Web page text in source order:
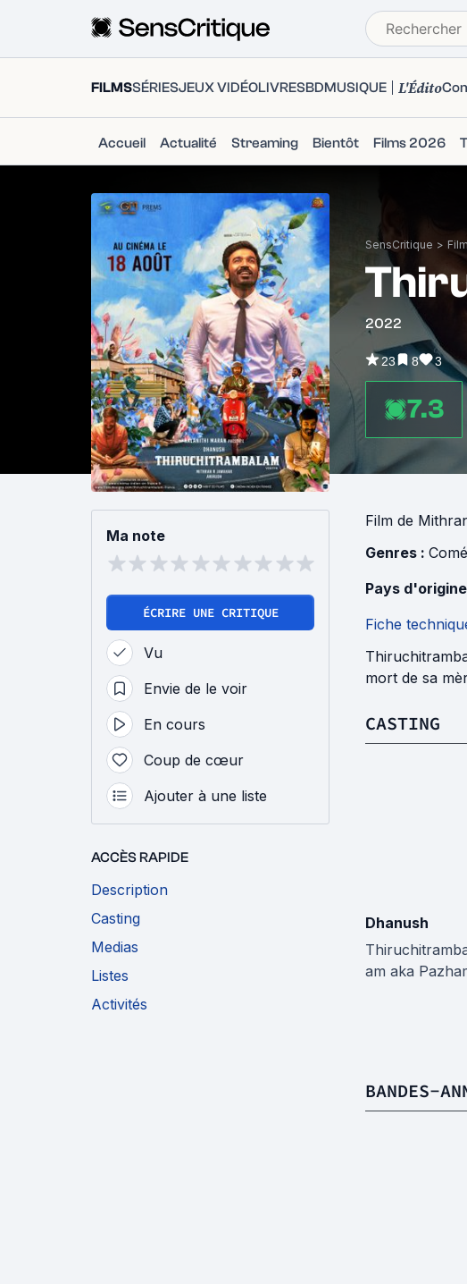
FILMSSÉRIESJEUX VIDÉOLIVRESBDMUSIQUE L'Édito
Accueil Actualité Streaming Bientôt Films 2026
SensCritique >
2022
23 8 3
7.3
Ma note
ÉCRIRE UNE CRITIQUE
Vu
Envie de le voir
En cours
Coup de cœur
Ajouter à une liste
ACCÈS RAPIDE
Description
Casting
Medias
Listes
Activités
Film de
Genres :
Pays
Fiche
mort de sa
CASTING
Dhanush
am aka
BANDES-